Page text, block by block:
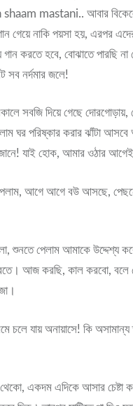
shaam mastani.. আবার
গেয়ে নাকি পয়সা হয়, এরপর
গান করতে হবে, বোঝাতে পারছি
সব নর্দমার জলে!
সবজি দিয়ে গেছে
ঘর পরিষ্কার করার ঝাঁটা আসবে
যাই হোক, আমার ওঠার আগেই
পেলাম, আগে আগে বউ আসছে,
শুনতে পেলাম আমাকে উদ্দেশ্য
আজ করছি, কাল করবো,
চলে যায় অনায়াসে! কি অসামান্য
একদম এদিকে আসার চেষ্টা